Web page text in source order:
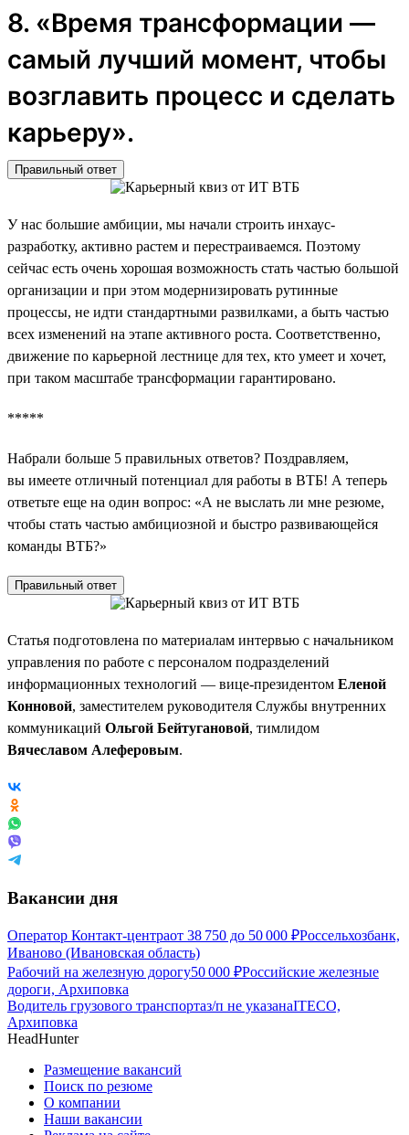
8. «Время трансформации —
самый лучший момент, чтобы
возглавить процесс и сделать
карьеру».
Правильный ответ
У нас большие амбиции, мы начали строить инхаус-
разработку, активно растем и перестраиваемся. Поэтому
сейчас есть очень хорошая возможность стать частью большой
организации и при этом модернизировать рутинные
процессы, не идти стандартными развилками, а быть частью
всех изменений на этапе активного роста. Соответственно,
движение по карьерной лестнице для тех, кто умеет и хочет,
при таком масштабе трансформации гарантировано.
*****
Набрали больше 5 правильных ответов? Поздравляем,
вы имеете отличный потенциал для работы в ВТБ! А теперь
ответьте еще на один вопрос: «А не выслать ли мне резюме,
чтобы стать частью амбициозной и быстро развивающейся
команды ВТБ?»
Правильный ответ
Статья подготовлена по материалам интервью с начальником
управления по работе с персоналом подразделений
информационных технологий — вице-президентом Еленой
Конновой, заместителем руководителя Службы внутренних
коммуникаций Ольгой Бейтугановой, тимлидом
Вячеславом Алеферовым.
Вакансии дня
Оператор Контакт-центраот 38 750 до 50 000 ₽Россельхозбанк,
Иваново (Ивановская область)
Рабочий на железную дорогу50 000 ₽Российские железные
дороги, Архиповка
Водитель грузового транспортаз/п не указанаITECO,
Архиповка
HeadHunter
Размещение вакансий
Поиск по резюме
О компании
Наши вакансии